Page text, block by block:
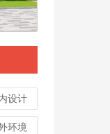
设计
环境